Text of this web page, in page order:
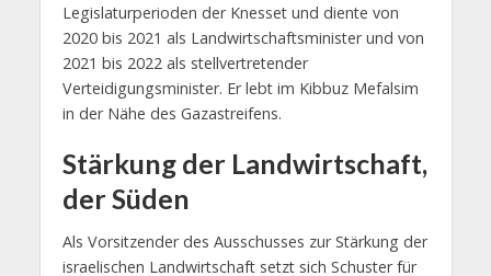
Legislaturperioden der Knesset und diente von
2020 bis 2021 als Landwirtschaftsminister und von
2021 bis 2022 als stellvertretender
Verteidigungsminister. Er lebt im Kibbuz Mefalsim
in der Nähe des Gazastreifens.
Stärkung der Landwirtschaft,
der Süden
Als Vorsitzender des Ausschusses zur Stärkung der
israelischen Landwirtschaft setzt sich Schuster für